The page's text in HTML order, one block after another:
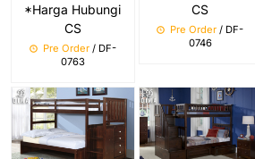
*Harga Hubungi
CS
Pre Order/ DF-
0763
CS
Pre Order / DF-
0746